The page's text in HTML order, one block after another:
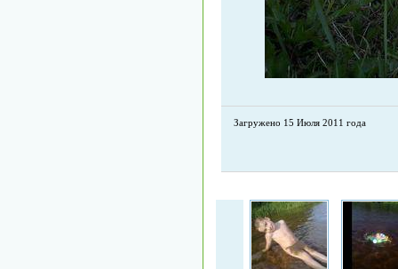
Загружено 15 Июля 2011 года